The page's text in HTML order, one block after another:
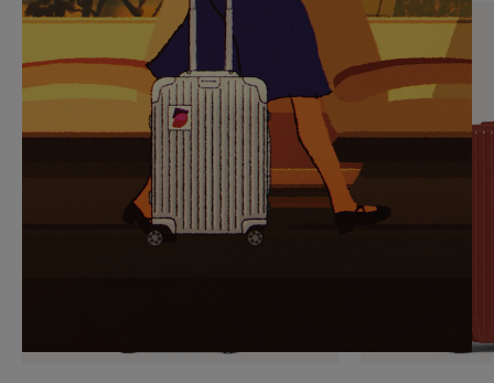
SUR
POUR
METTRE
PAUSE
VEUILLEZ
CLIQUER
POUR
RÉACTIVER
LE
SON